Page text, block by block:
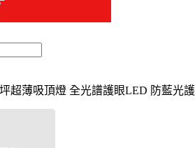
超薄吸頂燈 全光譜護眼LED 防藍光